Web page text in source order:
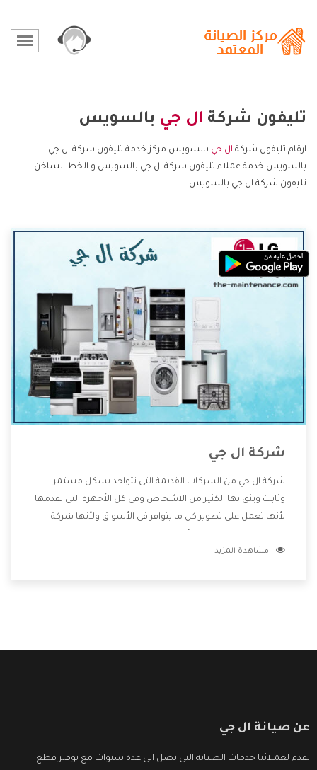
تليفون شركة ال جي بالسويس
ارقام تليفون شركة ال جي بالسويس مركز خدمة تليفون شركة ال جي
بالسويس خدمة عملاء تليفون شركة ال جي بالسويس و الخط الساخن
تليفون شركة ال جي بالسويس.
شركة ال جي
شركة ال جي من الشركات القديمة التى تتواجد بشكل مستمر
وثابت ويثق بها الكثير من الاشخاص وفى كل الأجهزة التى تقدمها
لأنها تعمل على تطوير كل ما يتوافر فى الأسواق ولأنها شركة
وتقدم للعملاء أقوى العروض والخصومات التى تسهل على
مشاهدة المزيد
عن صيانة ال جي
نقدم لعملائنا خدمات الصيانة التى تصل الى عدة سنوات مع توفير قطع